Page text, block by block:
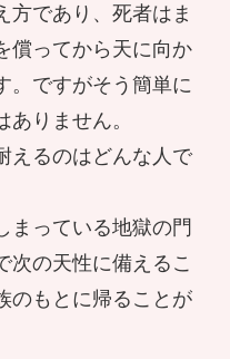
方であり、死者はま
償ってから天に向か
。ですがそう簡単に
りません。
えるのはどんな人で
まっている地獄の門
次の天性に備えるこ
のもとに帰ることが